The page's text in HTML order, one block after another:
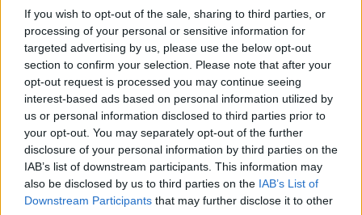
If you wish to opt-out of the sale, sharing to third parties, or
processing of your personal or sensitive information for
targeted advertising by us, please use the below opt-out
section to confirm your selection. Please note that after your
opt-out request is processed you may continue seeing
interest-based ads based on personal information utilized by
us or personal information disclosed to third parties prior to
your opt-out. You may separately opt-out of the further
disclosure of your personal information by third parties on the
IAB’s list of downstream participants. This information may
also be disclosed by us to third parties on the IAB’s List of
Downstream Participants that may further disclose it to other
Καρδίτσα: Επέστρεψε υγιής ο
Φράνσις Οκόρο
ΠΑΟΚ: Η άφιξη του Μπεν Μουρ
στη Θεσσαλονίκη (pics)
HELLENiQ ENERGY: Κέρδη 393 εκατ. ευρώ στο α' εξάμηνο – Στα 734
εκατ. ευρώ τα EBITDA